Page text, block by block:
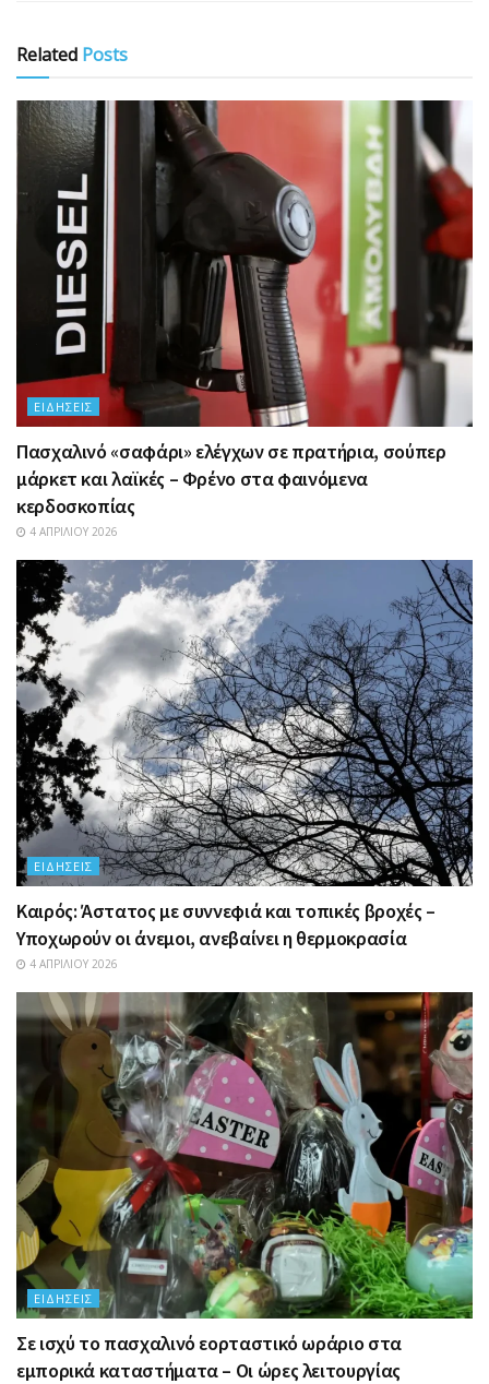
Related Posts
ΕΙΔΉΣΕΙΣ
Πασχαλινό «σαφάρι» ελέγχων σε πρατήρια, σούπερ
μάρκετ και λαϊκές – Φρένο στα φαινόμενα
κερδοσκοπίας
4 ΑΠΡΙΛΊΟΥ 2026
ΕΙΔΉΣΕΙΣ
Καιρός: Άστατος με συννεφιά και τοπικές βροχές –
Υποχωρούν οι άνεμοι, ανεβαίνει η θερμοκρασία
4 ΑΠΡΙΛΊΟΥ 2026
ΕΙΔΉΣΕΙΣ
Σε ισχύ το πασχαλινό εορταστικό ωράριο στα
εμπορικά καταστήματα – Οι ώρες λειτουργίας